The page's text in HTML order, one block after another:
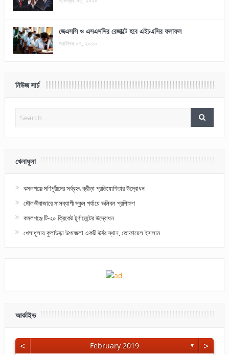
জেএসসি ও এসএসসির রেজাল্টে হবে এইচএসির ফলাফল
অক্টোবর ০৭, ২০২০
নিউজ সার্চ
খেলাধূলা
কমলগঞ্জে মণিপুরীদের সর্ববৃহৎ ক্রীড়া প্রতিযোগিতার উদ্বোধন
মৌলভীবাজারে মাসব্যাপী স্কুল পর্যায়ে ভলিবল প্রশিক্ষণ
কমলগঞ্জে টি-২০ ক্রিকেট টুর্ণামেন্টের উদ্বোধন
খেলাধূলায় কুলাউড়া উপজেলা একটি উর্বর স্থান, তোফায়েল ইসলাম
আর্কাইভ
< February 2019 ▼ >